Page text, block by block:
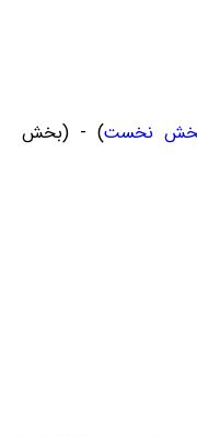
نخست) - (بخش